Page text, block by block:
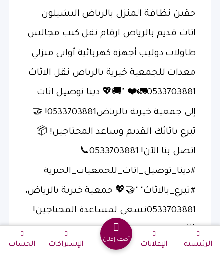
حقين نظافة المنزل بالرياض اليشيلون
اثاث قديم بالرياض ارقام نقل كنب مجالس
طاولات دوليب أجهزة كهربائية أواني منزلي
معدات للجمعية خيرية بالرياض نقل الاثاث
0533703881🚛❤️ ‏"🚚💖 دينا توصيل اثاث
إلى جمعية خيرية بالرياض0533703881! 🤝
تبرع باثاثك القديم وساعد المحتاجين! 📦
اتصل بنا الآن! 0533703881📞
‎#دينا_توصيل_اثاث_للجمعيات_الخيرية
‎#تبرع_بالاثاث" "🤝💖 جمعية خيرية بالرياض،
0533703881نسعى لمساعدة المحتاجين!
تبرعات بالاثاث
الرئيسية الإعلانات
أضف إعلان
الإشتراكات الحساب